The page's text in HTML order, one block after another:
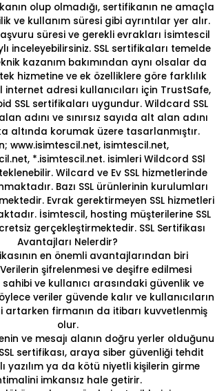
olup olmadığı, sertifikanın ne amaçla
ve kullanım süresi gibi ayrıntılar yer alır.
süresi ve gerekli evrakları İsimtescil
inceleyebilirsiniz. SSL sertifikaları temelde
kazanım bakımından aynı olsalar da
hizmetine ve ek özelliklere göre farklılık
internet adresi kullanıcıları için TrustSafe,
SSL sertifikaları uygundur. Wildcard SSL
adını ve sınırsız sayıda alt alan adını
altında korumak üzere tasarlanmıştır.
www.isimtescil.net, isimtescil.net,
*.isimtescil.net. isimleri Wildcord SSl
Wilcard ve Ev SSL hizmetlerinde
Bazı SSL ürünlerinin kurulumları
Evrak gerektirmeyen SSL hizmetleri
İsimtescil, hosting müşterilerine SSL
gerçekleştirmektedir. SSL Sertifikası
Avantajları Nelerdir?
en önemli avantajlarından biri
şifrelenmesi ve deşifre edilmesi
ve kullanıcı arasındaki güvenlik ve
veriler güvende kalır ve kullanıcıların
artarken firmanın da itibarı kuvvetlenmiş
olur.
ve mesajı alanın doğru yerler olduğunu
sertifikası, araya siber güvenliği tehdit
yazılım ya da kötü niyetli kişilerin girme
imkansız hale getirir.